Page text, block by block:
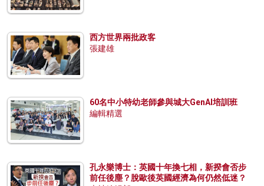
西方世界兩批政客
張建雄
60名中小特幼老師參與城大GenAI培訓班
編輯精選
孔永樂博士：英國十年換七相，新揆會否步
前任後塵？脫歐後英國經濟為何仍然低迷？